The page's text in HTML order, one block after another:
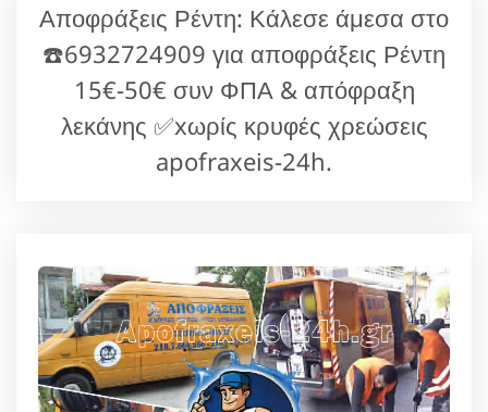
Αποφράξεις Ρέντη: Κάλεσε άμεσα στο
☎️6932724909 για αποφράξεις Ρέντη
15€-50€ συν ΦΠΑ & απόφραξη
λεκάνης ✅xωρίς κρυφές χρεώσεις
apofraxeis-24h.